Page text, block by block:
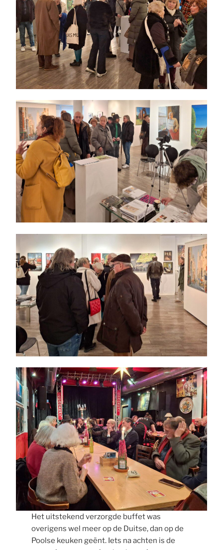
Het uitstekend verzorgde buffet was
overigens wel meer op de Duitse, dan op de
Poolse keuken geënt. Iets na achten is de